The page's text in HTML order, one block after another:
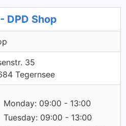
DPD Shop
35
Tegernsee
Monday: 09:00 - 13:00
Tuesday: 09:00 - 13:00